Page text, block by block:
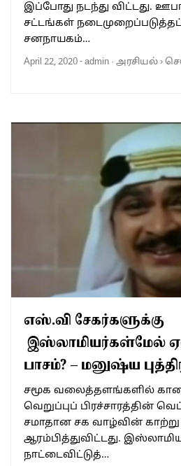
இப்போது நடந்து விட்டது.
சட்டங்கள்
சனநாயகம்…
April 22, 2020-admin · அரசியல்›
எஸ்.வி சேகர்களுக்கு
இஸ்லாமியர்கள்மேல்
பாசம்? – மனுஷ்ய
சமூக வலைத்தளங்களில்
வெறுப்புப் பிரச்சாரத்தின்
சமாதான சக வாழ்வின்
ஆரம்பித்துவிட்டது.
நாட்டைவிட்டுத்…